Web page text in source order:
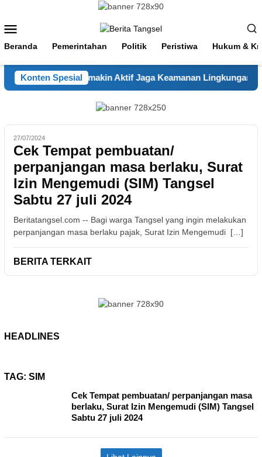
konten
Mobile
Beranda Pemerintahan Politik Peristiwa Hukum &
Konten Spesial
Pagedangan Semakin Aktif Jaga Keamanan Lingkungan
27/07/2024
Cek Tempat pembuatan/
perpanjangan masa berlaku, Surat
Izin Mengemudi (SIM) Tangsel
Sabtu 27 juli 2024
Beritatangsel.com -- Bagi warga Tangsel yang ingin melakukan
perpanjangan masa berlaku pajak, Surat Izin Mengemudi […]
BERITA TERKAIT
HEADLINES
TAG: SIM
Cek Tempat pembuatan/ perpanjangan masa
berlaku, Surat Izin Mengemudi (SIM) Tangsel
Sabtu 27 juli 2024